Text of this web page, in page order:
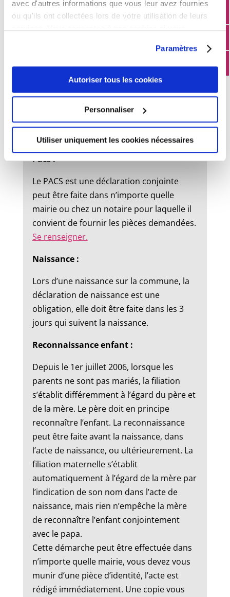
avec d'autres informations que vous leur avez fournies
ou qu'ils ont collectées lors de votre utilisation de leurs
Paramètres
Autoriser tous les cookies
Personnaliser
Utiliser uniquement les cookies nécessaires
État civil
Un dossier de mariage est à retirer en
mairie. Le mariage peut être célébré dans
la commune où l’un des futurs époux à
son domicile ou sa résidence.
Pacs :
Le PACS est une déclaration conjointe
peut être faite dans n’importe quelle
mairie ou chez un notaire pour laquelle il
convient de fournir les pièces demandées.
Se renseigner.
Naissance :
Lors d’une naissance sur la commune, la
déclaration de naissance est une
obligation, elle doit être faite dans les 3
jours qui suivent la naissance.
Reconnaissance enfant :
Depuis le 1er juillet 2006, lorsque les
parents ne sont pas mariés, la filiation
s’établit différemment à l’égard du père et
de la mère. Le père doit en principe
reconnaître l’enfant. La reconnaissance
peut être faite avant la naissance, dans
l’acte de naissance, ou ultérieurement. La
filiation maternelle s’établit
automatiquement à l’égard de la mère par
l’indication de son nom dans l’acte de
naissance, mais rien n’empêche la mère
de reconnaître l’enfant conjointement
avec le papa.
Cette démarche peut être effectuée dans
n’importe quelle mairie, vous devez vous
munir d’une pièce d’identité, l’acte est
rédigé immédiatement. Une copie vous